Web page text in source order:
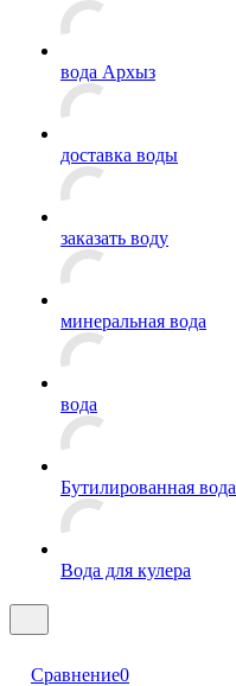
вода Архыз
доставка воды
заказать воду
минеральная вода
вода
Бутилированная вода
Вода для кулера
Сравнение0